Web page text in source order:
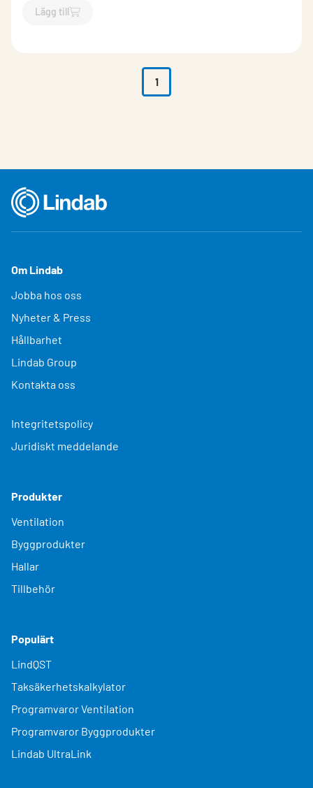
Lägg till
`$Lägg till
1
Om Lindab
Jobba hos oss
Nyheter & Press
Hållbarhet
Lindab Group
Kontakta oss
Integritetspolicy
Juridiskt meddelande
Produkter
Ventilation
Byggprodukter
Hallar
Tillbehör
Populärt
LindQST
Taksäkerhetskalkylator
Programvaror Ventilation
Programvaror Byggprodukter
Lindab UltraLink